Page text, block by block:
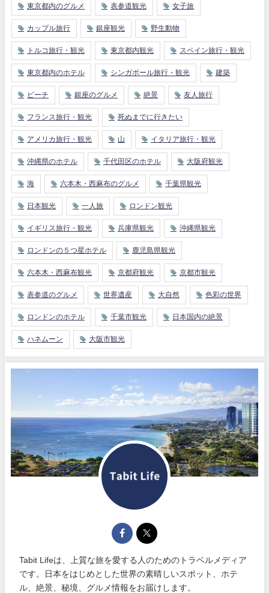
東京都内のグルメ 表参道観光 女子旅
カップル旅行 銀座観光 野生動物
トルコ旅行・観光 東京都内観光 スペイン旅行・観光
東京都内のホテル シンガポール旅行・観光 建築
ビーチ 銀座のグルメ 絶景 友人旅行
フランス旅行・観光 死ぬまでに行きたい
アメリカ旅行・観光 山 イタリア旅行・観光
沖縄県のホテル 千代田区のホテル 大阪府観光
海 六本木・西麻布のグルメ 千葉県観光
日本観光 一人旅 ロンドン観光
イギリス旅行・観光 兵庫県観光 沖縄県観光
ロンドンの５つ星ホテル 鹿児島県観光
六本木・西麻布観光 京都府観光 京都市観光
表参道のグルメ 世界遺産 大自然 色彩の世界
ロンドンのホテル 千葉市観光 日本国内の絶景
ハネムーン 大阪市観光
Tabit Lifeは、上質な旅を愛する人のためのトラベルメディア
です。日本をはじめとした世界の素晴しいスポット、ホテ
ル、絶景、秘境、グルメ情報をお届けします。